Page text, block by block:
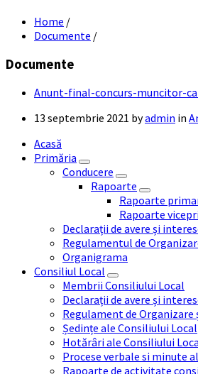
Home /
Documente /
Documente
Anunt-final-concurs-muncitor-
13 septembrie 2021 byadmin in
Acasă
Primăria
Conducere
Rapoarte
Rapoarte
Rapoarte
Declarații de avere și
Regulamentul de
Organigrama
Consiliul Local
Membrii Consiliului Local
Declarații de avere și
Regulament de Organizare
Ședințe ale Consiliului Local
Hotărâri ale Consiliului
Procese verbale si minute
Rapoarte de activitate